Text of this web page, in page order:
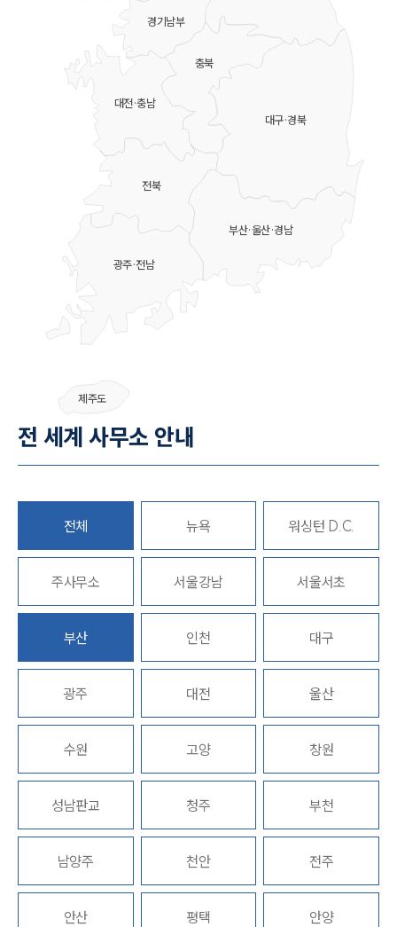
그룹소개
대륜의 강점
오시는 길
고객의 소리
통합검색
업무사례
주요 업무사례
사례분석/최신동향
법률정보
법률지식인
고객후기
업무분야
기업회생파산그룹 업무
전체
구성원 소개
법인회생파산전문변호사
충북
대전·충남
대구·경북
부산·울산·경남
전북
광주·전남
제주도
경기남부
전 세계 사무소 안내
전체 뉴욕 워싱턴 D.C.
주사무소 서울강남 서울서초
부산 인천 대구
광주 대전 울산
수원 고양 창원
성남판교 청주 부천
남양주 천안 전주
안산 평택 안양